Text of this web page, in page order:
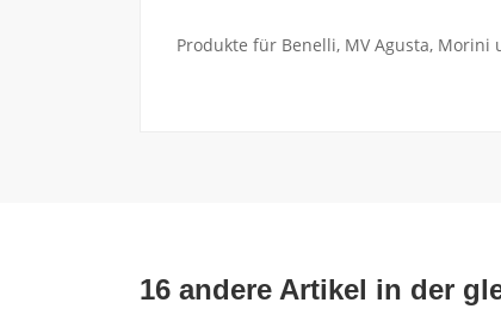
Produkte für Benelli, MV Agusta,
16 andere Artikel in der